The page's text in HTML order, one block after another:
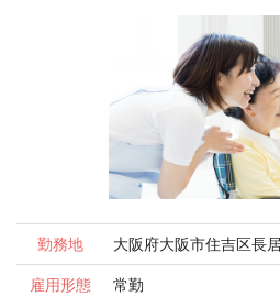
勤務地 大阪府大阪市住吉区長
雇用形態 常勤